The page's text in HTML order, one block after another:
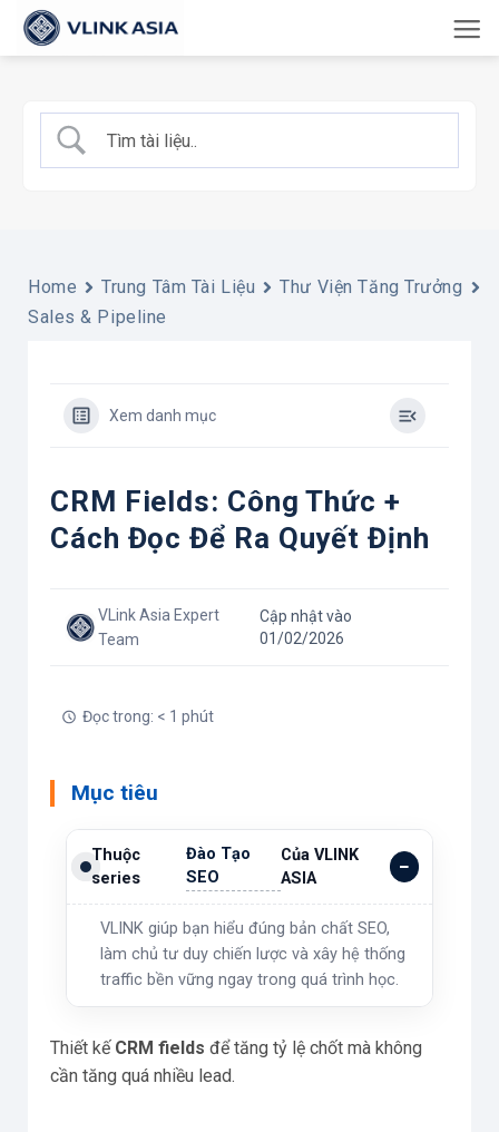
qua
dung
Home Trung Tâm Tài Liệu
Thư Viện Tăng Trưởng
Sales & Pipeline
Xem danh mục
CRM Fields: Công Thức +
Cách Đọc Để Ra Quyết Định
VLink Asia Expert
Team
Cập nhật vào
01/02/2026
Đọc trong: < 1 phút
Mục tiêu
Thuộc
series
Đào Tạo
SEO
Của VLINK
ASIA
VLINK giúp bạn hiểu đúng bản chất SEO,
làm chủ tư duy chiến lược và xây hệ thống
traffic bền vững ngay trong quá trình học.
Thiết kế CRM fields để tăng tỷ lệ chốt mà không
cần tăng quá nhiều lead.